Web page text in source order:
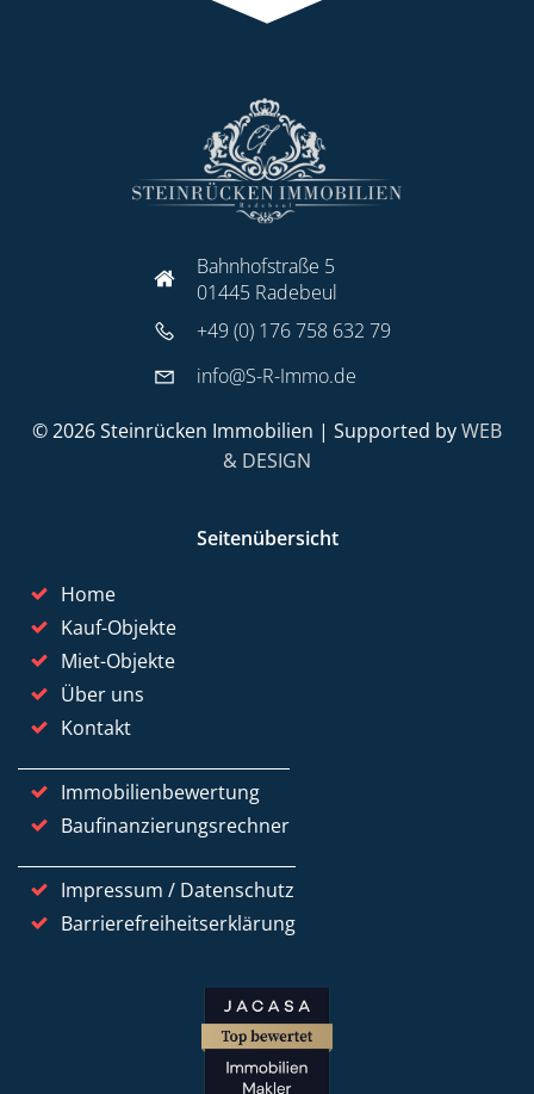
Bahnhofstraße 5
01445 Radebeul
+49 (0) 176 758 632 79
info@S-R-Immo.de
© 2026 Steinrücken Immobilien | Supported byWEB
& DESIGN
Seitenübersicht
Home
Kauf-Objekte
Miet-Objekte
Über uns
Kontakt
Immobilienbewertung
Baufinanzierungsrechner
Impressum / Datenschutz
Barrierefreiheitserklärung